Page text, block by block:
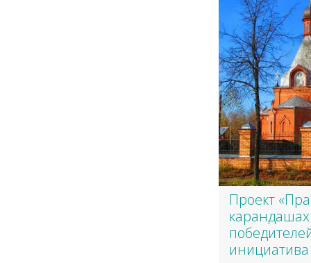
Проект
карандашах